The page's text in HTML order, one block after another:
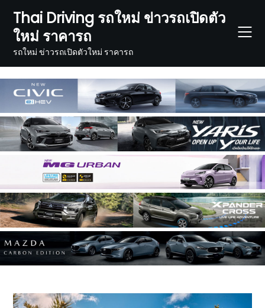
content
Thai Driving รถใหม่ ข่าวรถเปิดตัว
ใหม่ ราคารถ
รถใหม่ ข่าวรถเปิดตัวใหม่ ราคารถ